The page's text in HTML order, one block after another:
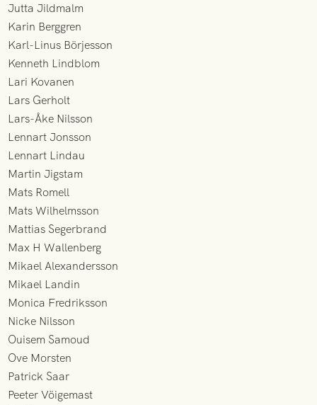
Jutta Jildmalm
Karin Berggren
Karl-Linus Börjesson
Kenneth Lindblom
Lari Kovanen
Lars Gerholt
Lars-Åke Nilsson
Lennart Jonsson
Lennart Lindau
Martin Jigstam
Mats Romell
Mats Wilhelmsson
Mattias Segerbrand
Max H Wallenberg
Mikael Alexandersson
Mikael Landin
Monica Fredriksson
Nicke Nilsson
Ouisem Samoud
Ove Morsten
Patrick Saar
Peeter Vöigemast